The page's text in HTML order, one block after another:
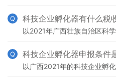
科技企业孵化器有什么税
以2021年广西壮族自治区科
国家、自治区政策和文件规定
Q
科技企业孵化器申报条件
以广西2021年的科技企业孵
Q